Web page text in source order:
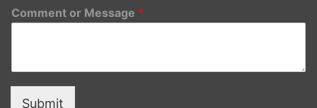
Comment or Message *
Submit